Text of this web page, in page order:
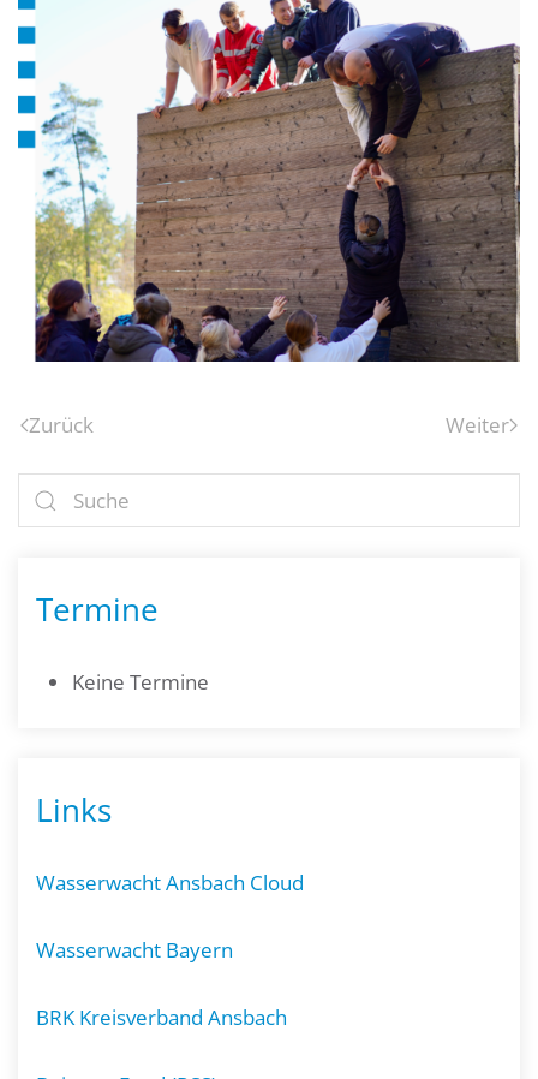
Zurück Weiter
Termine
Keine Termine
Links
Wasserwacht Ansbach Cloud
Wasserwacht Bayern
BRK Kreisverband Ansbach